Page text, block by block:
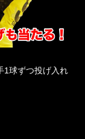
1球ずつ投げ入れ